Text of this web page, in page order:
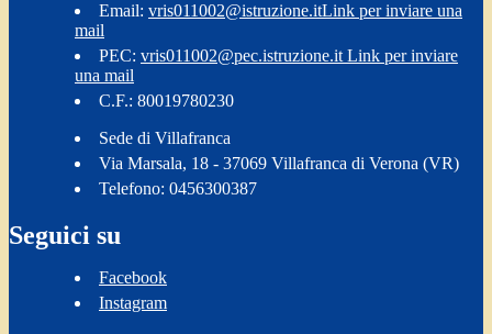
Email: vris011002@istruzione.itLink per inviare una
mail
PEC: vris011002@pec.istruzione.it Link per inviare
una mail
C.F.: 80019780230
Sede di Villafranca
Via Marsala, 18 - 37069 Villafranca di Verona (VR)
Telefono: 0456300387
Seguici su
Facebook
Instagram